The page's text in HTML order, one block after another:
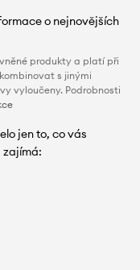
o nejnovějších
produkty a platí při
s jinými
vyloučeny. Podrobnosti
jen to, co vás
zajímá: